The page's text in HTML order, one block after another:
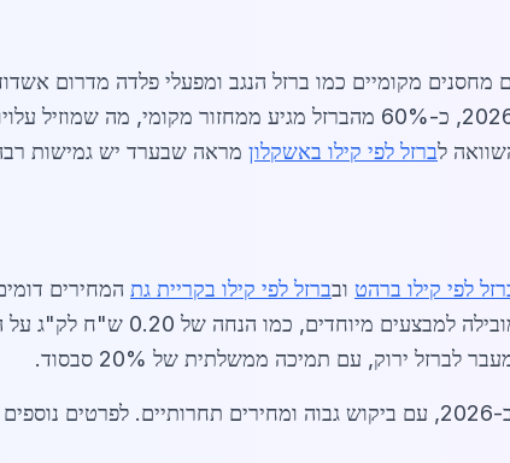
מחסנים מקומיים כמו ברזל הנגב ומפעלי פלדה מדרום
ומציעים אספקה מהירה בתוך 24 שעות. בשנת 2026, כ-60% מהברזל מגיע
לברזל לפי קילו באשקלון מראה שבערד יש גמישות
לפי קילו ברהט ובברזל לפי קילו בקריית גת המחירים
מה שמוזיל תערובות בטון. ב-2026,
ירוק, עם תמיכה ממשלתית של 20% סבסוד.
או